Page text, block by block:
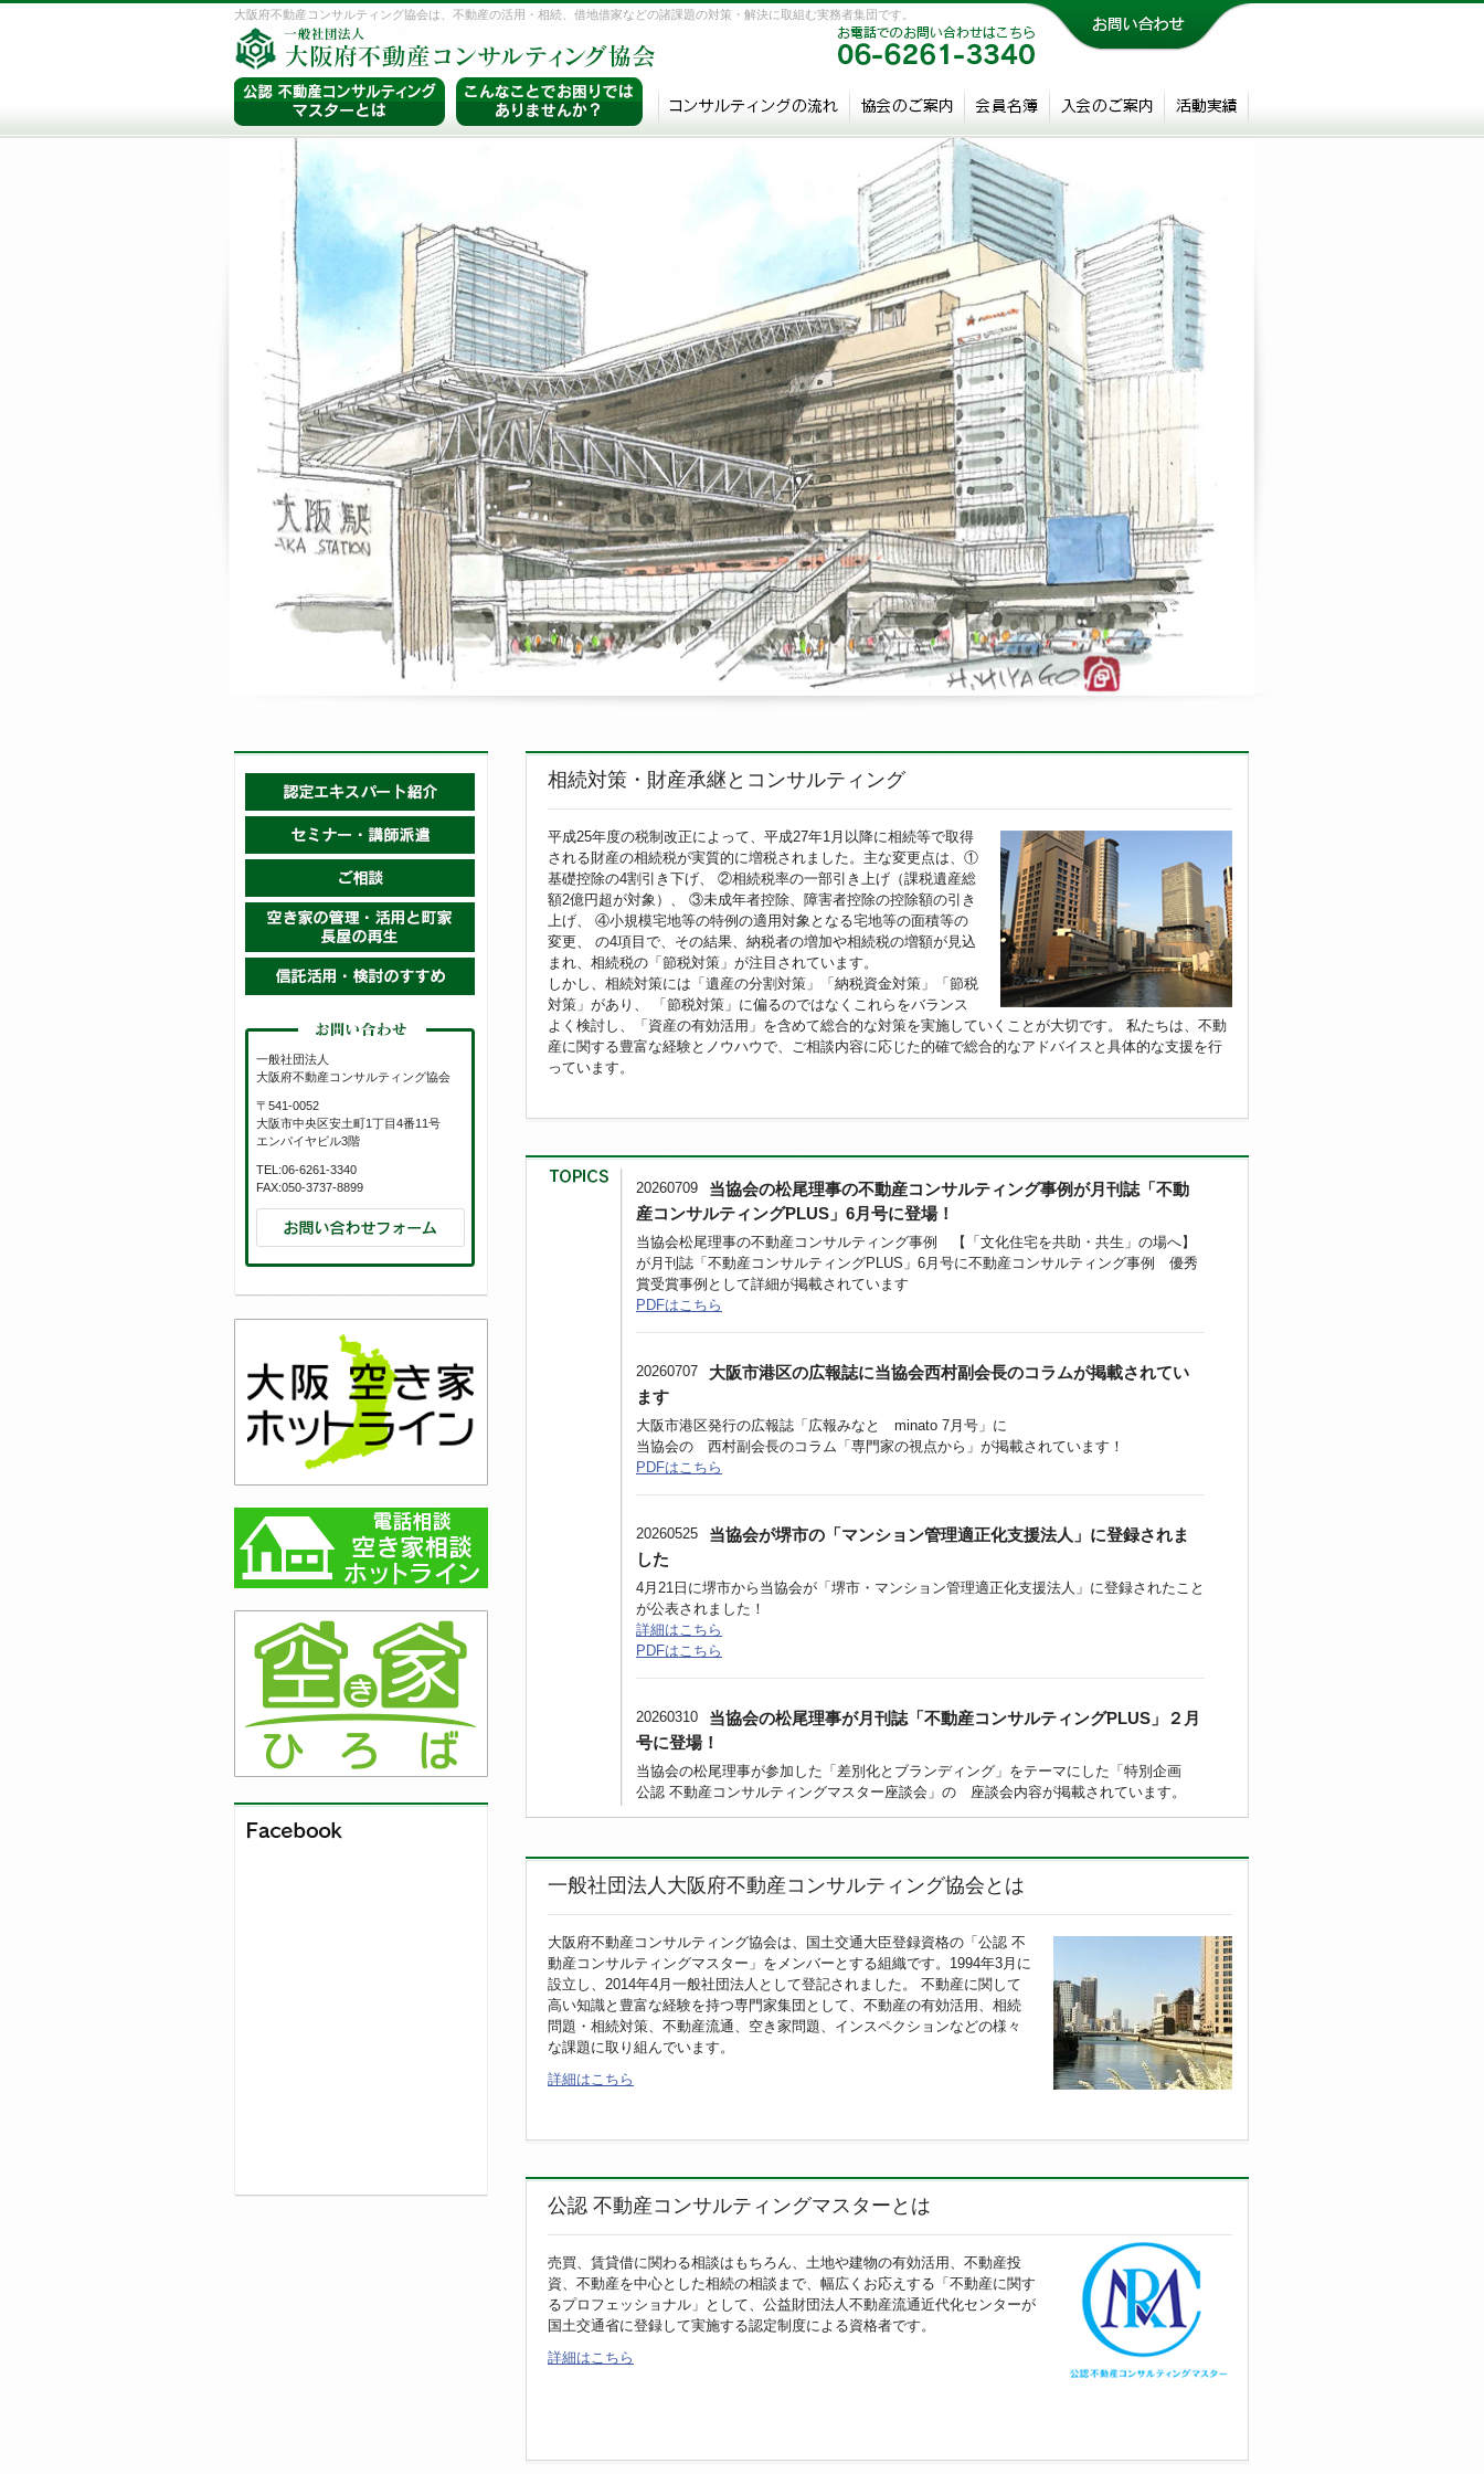
大阪府不動産コンサルティング協会は、不動産の活用・相続、借地借家などの諸課題の対策・解決に取組む実務者集団です。
相続対策・財産承継とコンサルティング
平成25年度の税制改正によって、平成27年1月以降に相続等で取得
される財産の相続税が実質的に増税されました。主な変更点は、①
基礎控除の4割引き下げ、 ②相続税率の一部引き上げ（課税遺産総
額2億円超が対象）、 ③未成年者控除、障害者控除の控除額の引き
上げ、 ④小規模宅地等の特例の適用対象となる宅地等の面積等の
変更、 の4項目で、その結果、納税者の増加や相続税の増額が見込
まれ、相続税の「節税対策」が注目されています。
しかし、相続対策には「遺産の分割対策」「納税資金対策」「節税
対策」があり、 「節税対策」に偏るのではなくこれらをバランス
よく検討し、「資産の有効活用」を含めて総合的な対策を実施していくことが大切です。 私たちは、不動
産に関する豊富な経験とノウハウで、ご相談内容に応じた的確で総合的なアドバイスと具体的な支援を行
っています。
20260709
当協会の松尾理事の不動産コンサルティング事例が月刊誌「不動
産コンサルティングPLUS」6月号に登場！
当協会松尾理事の不動産コンサルティング事例 【「文化住宅を共助・共生」の場へ】
が月刊誌「不動産コンサルティングPLUS」6月号に不動産コンサルティング事例 優秀
賞受賞事例として詳細が掲載されています
PDFはこちら
20260707
大阪市港区の広報誌に当協会西村副会長のコラムが掲載されてい
ます
大阪市港区発行の広報誌「広報みなと minato 7月号」に
当協会の 西村副会長のコラム「専門家の視点から」が掲載されています！
PDFはこちら
20260525
当協会が堺市の「マンション管理適正化支援法人」に登録されま
した
4月21日に堺市から当協会が「堺市・マンション管理適正化支援法人」に登録されたこと
が公表されました！
詳細はこちら
PDFはこちら
20260310
当協会の松尾理事が月刊誌「不動産コンサルティングPLUS」２月
号に登場！
当協会の松尾理事が参加した「差別化とブランディング」をテーマにした「特別企画
公認 不動産コンサルティングマスター座談会」の 座談会内容が掲載されています。
PDFはこちら
20260115
当協会共催の「不動産コンサルティングフォーラム2025」が「不
「再認識できた"企画提案型コンサルティング”の視点」と題して4つの講演が紹介されま
した。
PDFはこちら
20251128
当協会の櫛野理事のコンサルティング事例が全国賃貸住宅新聞に登
画像はこちら
20251110
当協会の見山会員が月刊誌「不動産コンサルティングPLUS 10月
当協会の見山会員が
生活困窮者の空き家問題を連携して解決した不動産コンサルティング事例の内容が月刊
誌「不動産コンサルティングPLUS」に掲載されています
PDFはこちら
という特集ページにて、当協会の米田理事が月刊誌「不動産コンサルティングプラス」
一般社団法人大阪府不動産コンサルティング協会とは
大阪府不動産コンサルティング協会は、国土交通大臣登録資格の「公認 不
動産コンサルティングマスター」をメンバーとする組織です。1994年3月に
設立し、2014年4月一般社団法人として登記されました。 不動産に関して
高い知識と豊富な経験を持つ専門家集団として、不動産の有効活用、相続
問題・相続対策、不動産流通、空き家問題、インスペクションなどの様々
な課題に取り組んでいます。
詳細はこちら
公認 不動産コンサルティングマスターとは
売買、賃貸借に関わる相談はもちろん、土地や建物の有効活用、不動産投
資、不動産を中心とした相続の相談まで、幅広くお応えする「不動産に関す
るプロフェッショナル」として、公益財団法人不動産流通近代化センターが
国土交通省に登録して実施する認定制度による資格者です。
詳細はこちら
一般社団法人
大阪府不動産コンサルティング協会
〒541-0052
大阪市中央区安土町1丁目4番11号
エンパイヤビル3階
TEL:06-6261-3340
FAX:050-3737-8899